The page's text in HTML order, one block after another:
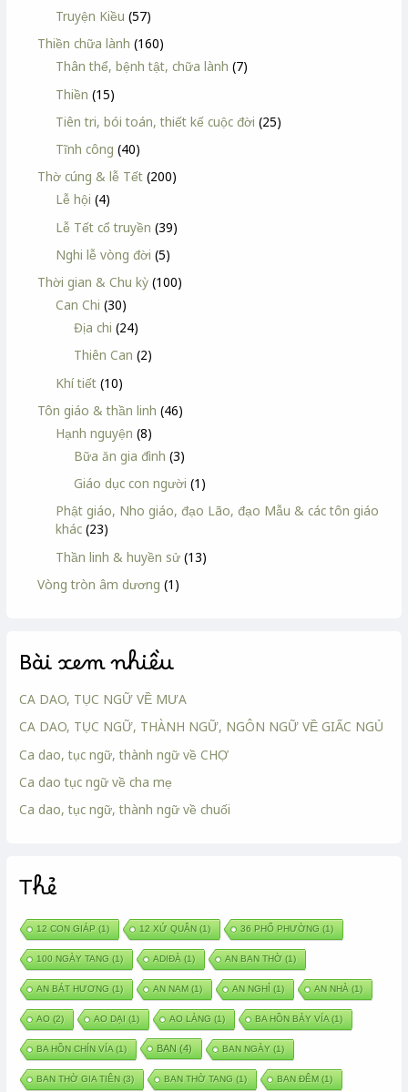
Truyện Kiều (57)
Thiền chữa lành (160)
Thân thể, bệnh tật, chữa lành (7)
Thiền (15)
Tiên tri, bói toán, thiết kế cuộc đời (25)
Tĩnh công (40)
Thờ cúng & lễ Tết (200)
Lễ hội (4)
Lễ Tết cổ truyền (39)
Nghi lễ vòng đời (5)
Thời gian & Chu kỳ (100)
Can Chi (30)
Địa chi (24)
Thiên Can (2)
Khí tiết (10)
Tôn giáo & thần linh (46)
Hạnh nguyện (8)
Bữa ăn gia đình (3)
Giáo dục con người (1)
Phật giáo, Nho giáo, đạo Lão, đạo Mẫu & các tôn giáo
khác (23)
Thần linh & huyền sử (13)
Vòng tròn âm dương (1)
Bài xem nhiều
CA DAO, TỤC NGỮ VỀ MƯA
CA DAO, TỤC NGỮ, THÀNH NGỮ, NGÔN NGỮ VỀ GIẤC NGỦ
Ca dao, tục ngữ, thành ngữ về CHỢ
Ca dao tục ngữ về cha mẹ
Ca dao, tục ngữ, thành ngữ về chuối
Thẻ
12 CON GIÁP (1) 12 XỨ QUÂN (1) 36 PHỐ PHƯỜNG (1)
100 NGÀY TANG (1) ADIĐÀ (1) AN BAN THỜ(1)
AN BÁT HƯƠNG (1) AN NAM(1) AN NGHỈ(1) AN NHÀ (1)
AO (2) AO DẠI (1) AO LÀNG (1) BA HỒN BẢY VÍA(1)
BA HỒN CHÍN VÍA(1) BAN (4) BAN NGÀY (1)
BAN THỜ GIA TIÊN (3) BAN THỜ TANG (1) BAN ĐÊM(1)